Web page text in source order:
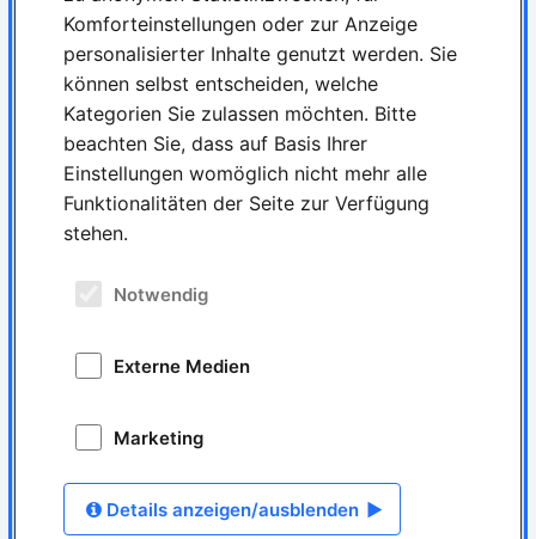
Komforteinstellungen oder zur Anzeige
personalisierter Inhalte genutzt werden. Sie
können selbst entscheiden, welche
Kategorien Sie zulassen möchten. Bitte
beachten Sie, dass auf Basis Ihrer
Einstellungen womöglich nicht mehr alle
Funktionalitäten der Seite zur Verfügung
stehen.
Notwendig
Externe Medien
Marketing
Details anzeigen/ausblenden